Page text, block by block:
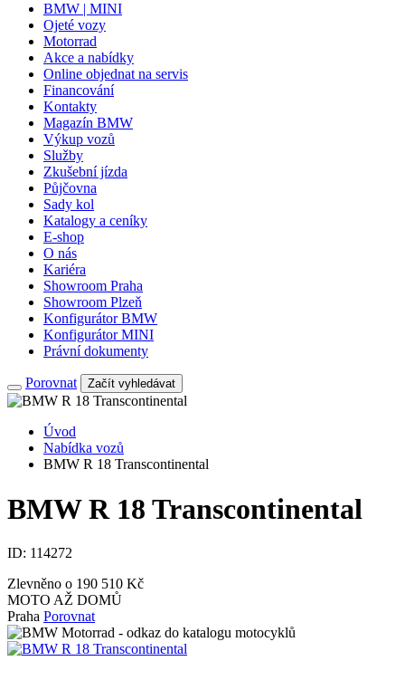
BMW | MINI
Ojeté vozy
Motorrad
Akce a nabídky
Online objednat na servis
Financování
Kontakty
Magazín BMW
Výkup vozů
Služby
Zkušební jízda
Půjčovna
Sady kol
Katalogy a ceníky
E-shop
O nás
Kariéra
Showroom Praha
Showroom Plzeň
Konfigurátor BMW
Konfigurátor MINI
Právní dokumenty
Porovnat Začít vyhledávat
Úvod
Nabídka vozů
BMW R 18 Transcontinental
BMW R 18 Transcontinental
ID: 114272
Zlevněno o 190 510 Kč
MOTO AŽ DOMŮ
Praha Porovnat